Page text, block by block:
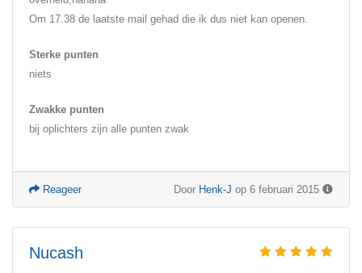
Om 17.38 de laatste mail gehad die ik dus niet kan openen.
Sterke punten
niets
Zwakke punten
bij oplichters zijn alle punten zwak
Door Henk-J op 6 februari 2015
Reageer
Nucash